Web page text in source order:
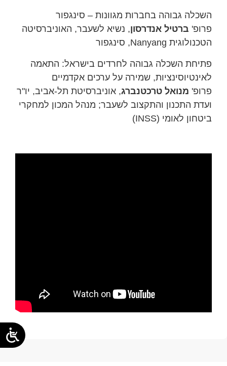
השכלה גבוהה בחברות מגוונות – סינגפור
פרופ' ברטיל אנדרסון, נשיא לשעבר, האוניברסיטה
הטכנולוגית Nanyang, סינגפור
פתיחת השכלה גבוהה לחרדים בישראל: התאמה
לאינטיוסינציות, שמירה על ערכים אקדמיים
פרופ' מנואל טרכטנברג, אוניברסיטת תל-אביב, יו"ר
ועדת התכנון והתקצוב לשעבר; מנהל המכון למחקרי
ביטחון לאומי (INSS)